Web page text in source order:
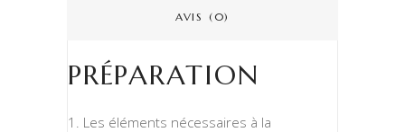
AVIS (0)
PRÉPARATION
Les éléments nécessaires à la